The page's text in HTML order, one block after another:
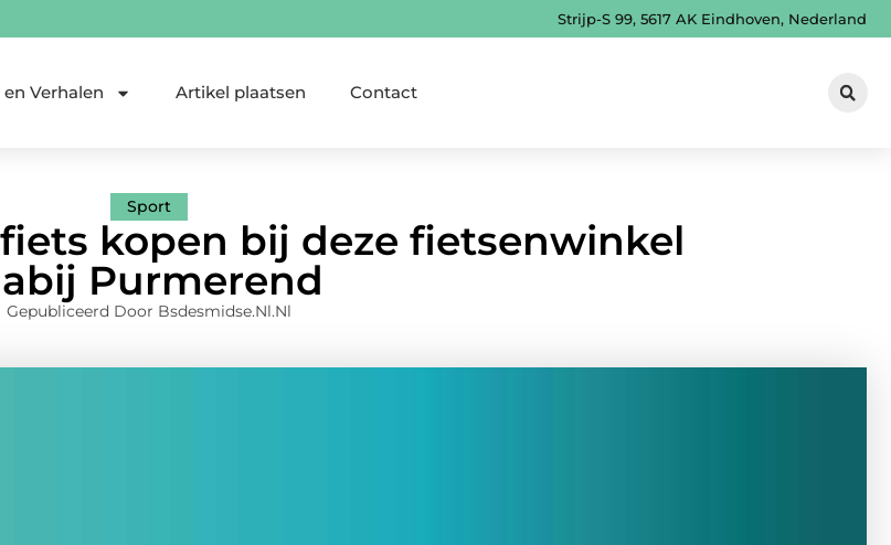
Strijp-S 99, 5617 AK Eindhoven, Nederland
Verhalen Artikel plaatsen Contact
Sport
kopen bij deze fietsenwinkel
Purmerend
Gepubliceerd Door Bsdesmidse.nl.nl